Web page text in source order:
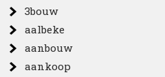
3bouw
aalbeke
aanbouw
aankoop